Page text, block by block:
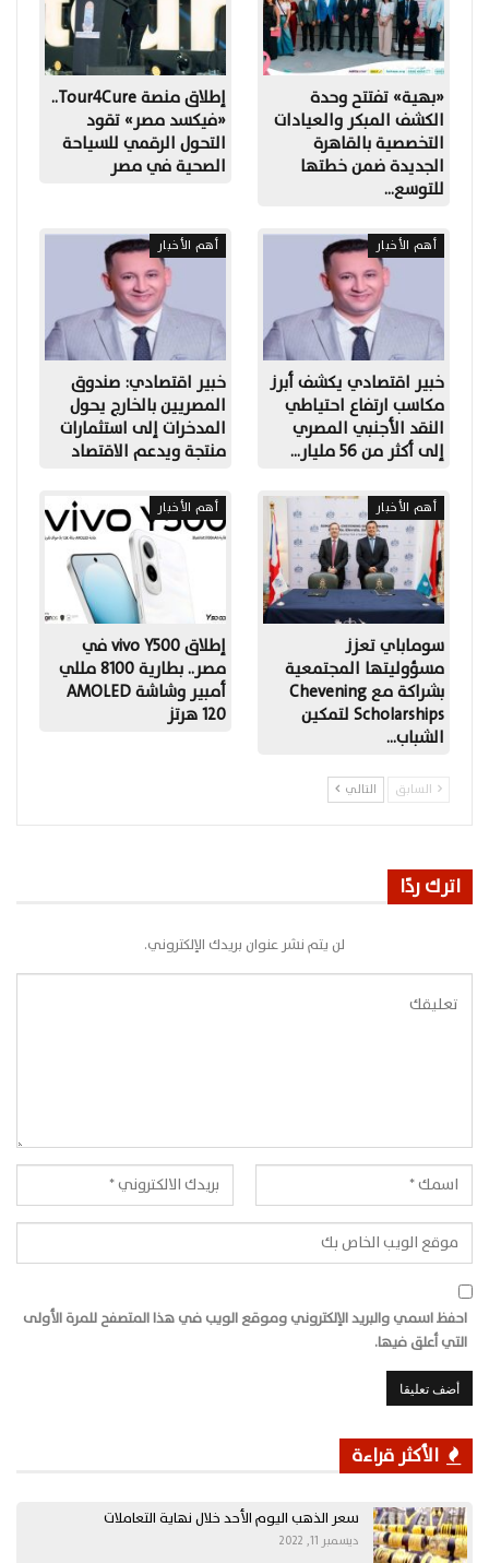
«بهية» تفتتح وحدة
الكشف المبكر والعيادات
التخصصية بالقاهرة
الجديدة ضمن خطتها
للتوسع…
إطلاق منصة Tour4Cure..
«فيكسد مصر» تقود
التحول الرقمي للسياحة
الصحية في مصر
أهم الأخبار
خبير اقتصادي يكشف أبرز
مكاسب ارتفاع احتياطي
النقد الأجنبي المصري
إلى أكثر من 56 مليار…
أهم الأخبار
خبير اقتصادي: صندوق
المصريين بالخارج يحول
المدخرات إلى استثمارات
منتجة ويدعم الاقتصاد
أهم الأخبار
سوماباي تعزز
مسؤوليتها المجتمعية
بشراكة مع Chevening
Scholarships لتمكين
الشباب…
أهم الأخبار
إطلاق vivo Y500 في
مصر.. بطارية 8100 مللي
أمبير وشاشة AMOLED
120 هرتز
السابق التالي
اترك ردًا
لن يتم نشر عنوان بريدك الإلكتروني.
احفظ اسمي والبريد الإلكتروني وموقع الويب في هذا المتصفح للمرة الأولى
التي أعلق فيها.
الأكثر قراءة
سعر الذهب اليوم الأحد خلال نهاية التعاملات
ديسمبر 11, 2022